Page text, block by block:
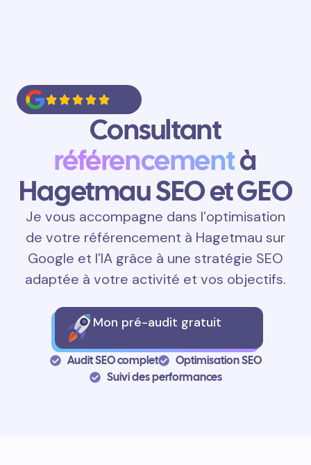
Consultant
référencementà
Hagetmau SEO et GEO
Je vous accompagne dans l’optimisation
de votre référencement à Hagetmau sur
Google et l’IA grâce à une stratégie SEO
adaptée à votre activité et vos objectifs.
Mon pré-audit gratuit
Audit SEO complet
Optimisation SEO
Suivi des performances